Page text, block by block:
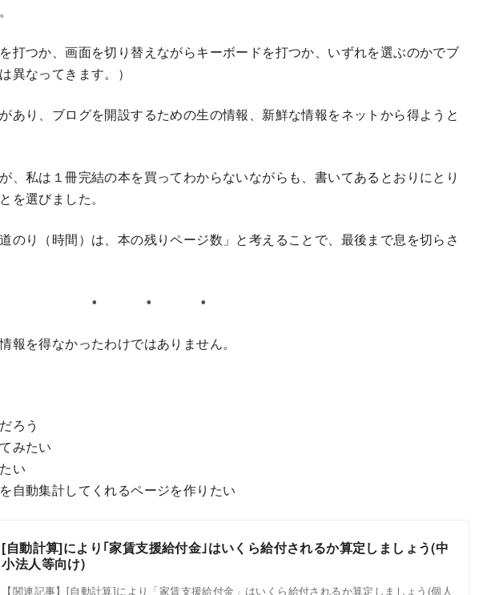
打つか、画面を切り替えながらキーボードを打つか、いずれを選ぶのかでブ
異なってきます。）
あり、ブログを開設するための生の情報、新鮮な情報をネットから得ようと
、私は１冊完結の本を買ってわからないながらも、書いてあるとおりにとり
を選びました。
のり（時間）は、本の残りページ数」と考えることで、最後まで息を切らさ
報を得なかったわけではありません。
ろう
みたい
い
自動集計してくれるページを作りたい
[自動計算]により｢家賃支援給付金｣はいくら給付されるか算定しましょう(中
小法人等向け)
【関連記事】[自動計算]により「家賃支援給付金」はいくら給付されるか算定しましょう(個人